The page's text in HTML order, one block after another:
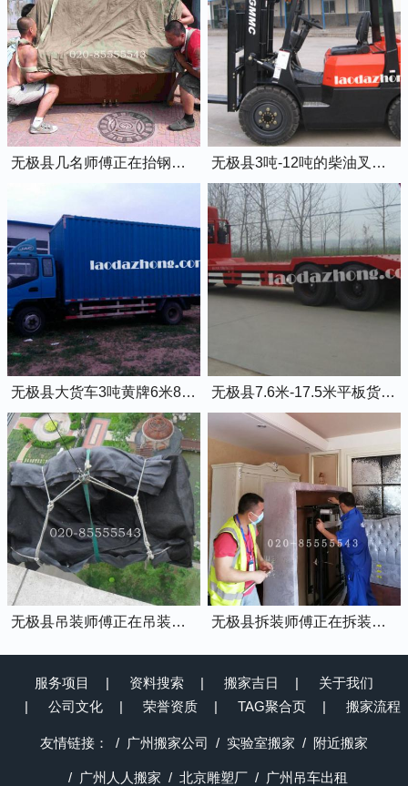
无极县几名师傅正在抬钢琴上楼 无极县3吨-12吨的柴油叉车出租
无极县大货车3吨黄牌6米8的厢式货车 无极县7.6米-17.5米平板货车出租
无极县吊装师傅正在吊装物品上楼 无极县拆装师傅正在拆装家具
服务项目 资料搜索 搬家吉日
关于我们
公司文化
荣誉资质 TAG聚合页 搬家流程
友情链接： 广州搬家公司 实验室搬家 附近搬家
广州人人搬家 北京雕塑厂 广州吊车出租